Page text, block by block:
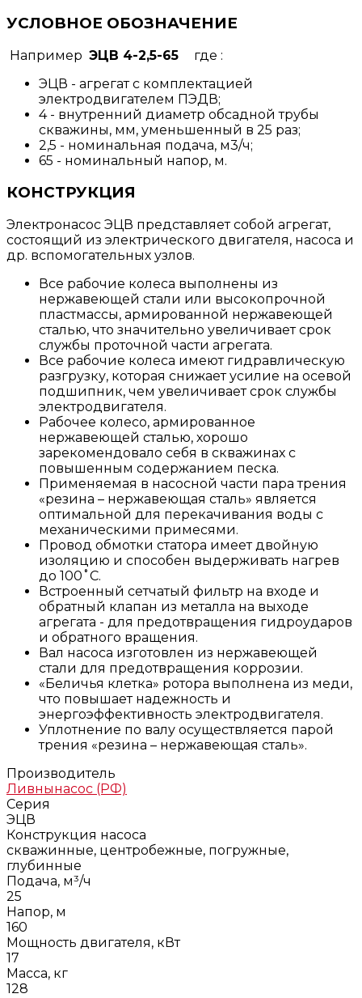
УСЛОВНОЕ ОБОЗНАЧЕНИЕ
Например ЭЦВ 4-2,5-65
где :
ЭЦВ - агрегат с комплектацией
электродвигателем ПЭДВ;
4 - внутренний диаметр обсадной трубы
скважины, мм, уменьшенный в 25 раз;
2,5 - номинальная подача, м3/ч;
65 - номинальный напор, м.
КОНСТРУКЦИЯ
Электронасос ЭЦВ представляет собой агрегат,
состоящий из электрического двигателя, насоса и
др. вспомогательных узлов.
Все рабочие колеса выполнены из
нержавеющей стали или высокопрочной
пластмассы, армированной нержавеющей
сталью, что значительно увеличивает срок
службы проточной части агрегата.
Все рабочие колеса имеют гидравлическую
разгрузку, которая снижает усилие на осевой
подшипник, чем увеличивает срок службы
электродвигателя.
Рабочее колесо, армированное
нержавеющей сталью, хорошо
зарекомендовало себя в скважинах с
повышенным содержанием песка.
Применяемая в насосной части пара трения
«резина – нержавеющая сталь» является
оптимальной для перекачивания воды с
механическими примесями.
Провод обмотки статора имеет двойную
изоляцию и способен выдерживать нагрев
до 100˚С.
Встроенный сетчатый фильтр на входе и
обратный клапан из металла на выходе
агрегата - для предотвращения гидроударов
и обратного вращения.
Вал насоса изготовлен из нержавеющей
стали для предотвращения коррозии.
«Беличья клетка» ротора выполнена из меди,
что повышает надежность и
энергоэффективность электродвигателя.
Уплотнение по валу осуществляется парой
трения «резина – нержавеющая сталь».
Производитель
Ливнынасос (РФ)
Серия
ЭЦВ
Конструкция насоса
скважинные, центробежные, погружные,
глубинные
Подача, м³/ч
25
Напор, м
160
Мощность двигателя, кВт
17
Масса, кг
128